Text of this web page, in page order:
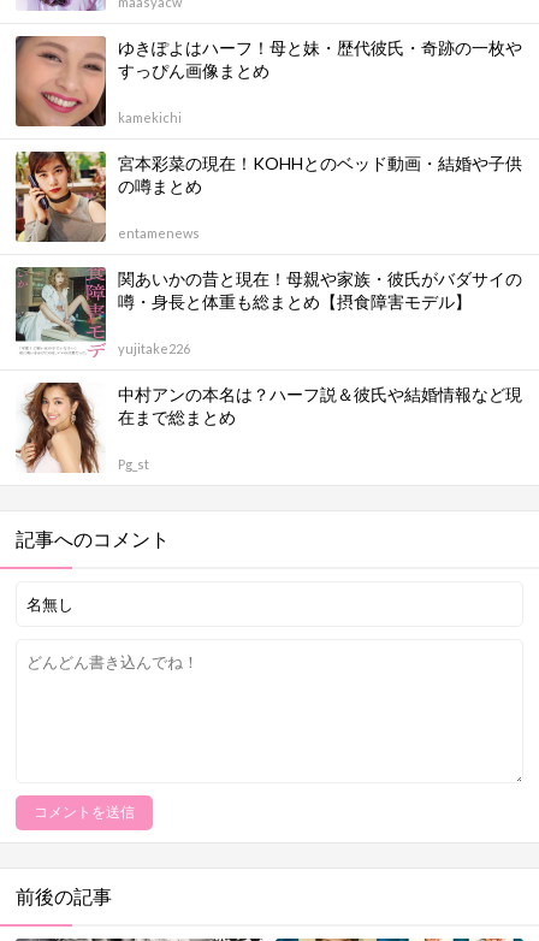
ゆきぽよはハーフ！母と妹・歴代彼氏・奇跡の一枚や
すっぴん画像まとめ
kamekichi
宮本彩菜の現在！KOHHとのベッド動画・結婚や子供
の噂まとめ
entamenews
関あいかの昔と現在！母親や家族・彼氏がバダサイの
噂・身長と体重も総まとめ【摂食障害モデル】
yujitake226
中村アンの本名は？ハーフ説＆彼氏や結婚情報など現
在まで総まとめ
Pg_st
記事へのコメント
前後の記事